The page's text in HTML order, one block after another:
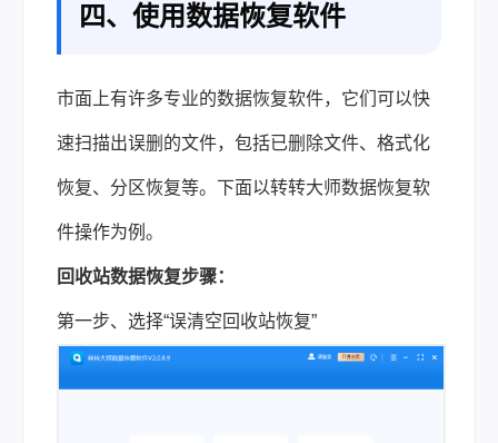
四、使用数据恢复软件
市面上有许多专业的数据恢复软件，它们可以快
速扫描出误删的文件，包括已删除文件、格式化
恢复、分区恢复等。下面以转转大师数据恢复软
件操作为例。
回收站数据恢复步骤：
第一步、选择“误清空回收站恢复”